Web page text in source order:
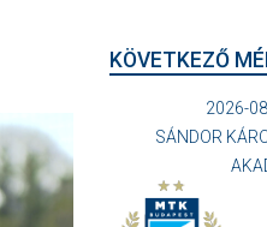
KÖVETKEZŐ
2026-
SÁNDOR